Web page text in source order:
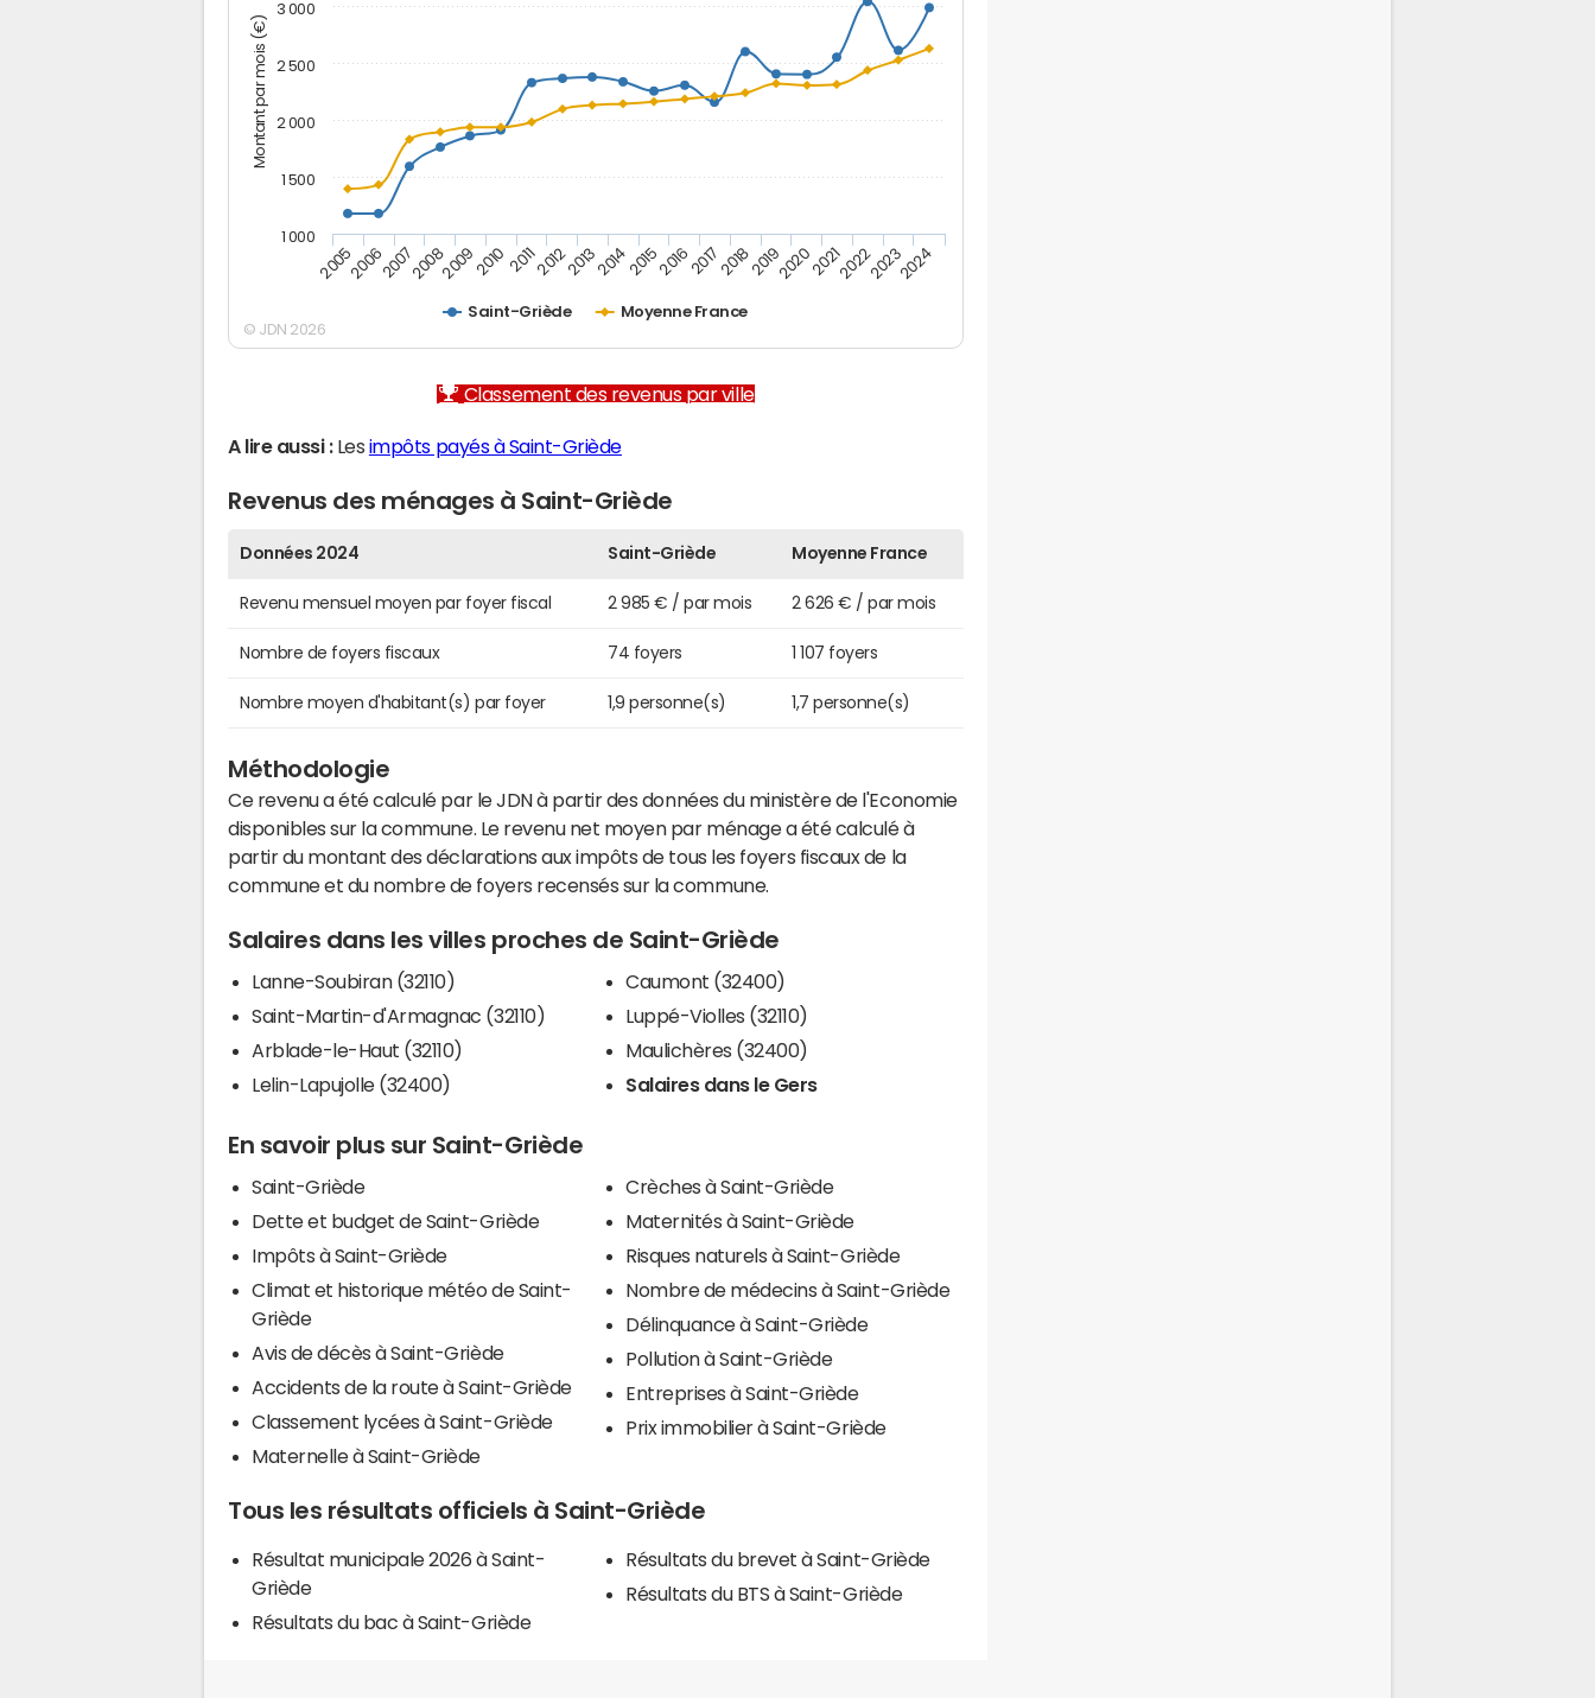
Montant par mois (€)
Saint-Griède Moyenne France
200520062007200820092010 20112012201320142015201620172018201920202021202220232024
1 000
1 500
2 000
2 500
3 000
© JDN 2026
Classement des revenus par ville
A lire aussi :Les impôts payés à Saint-Griède
Revenus des ménages à Saint-Griède
Données 2024 Saint-Griède Moyenne France
Revenu mensuel moyen par foyer fiscal 2 985 € / par mois 2 626 € / par mois
Nombre de foyers fiscaux 74 foyers 1 107 foyers
Nombre moyen d'habitant(s) par foyer 1,9 personne(s) 1,7 personne(s)
Méthodologie
Ce revenu a été calculé par le JDN à partir des données du ministère de l'Economie
disponibles sur la commune. Le revenu net moyen par ménage a été calculé à
partir du montant des déclarations aux impôts de tous les foyers fiscaux de la
commune et du nombre de foyers recensés sur la commune.
Salaires dans les villes proches de Saint-Griède
Lanne-Soubiran (32110)
Saint-Martin-d'Armagnac (32110)
Arblade-le-Haut (32110)
Lelin-Lapujolle (32400)
Caumont (32400)
Luppé-Violles (32110)
Maulichères (32400)
Salaires dans le Gers
En savoir plus sur Saint-Griède
Saint-Griède
Dette et budget de Saint-Griède
Impôts à Saint-Griède
Climat et historique météo de Saint-
Griède
Avis de décès à Saint-Griède
Accidents de la route à Saint-Griède
Classement lycées à Saint-Griède
Maternelle à Saint-Griède
Crèches à Saint-Griède
Maternités à Saint-Griède
Risques naturels à Saint-Griède
Nombre de médecins à Saint-Griède
Délinquance à Saint-Griède
Pollution à Saint-Griède
Entreprises à Saint-Griède
Prix immobilier à Saint-Griède
Tous les résultats officiels à Saint-Griède
Résultat municipale 2026 à Saint-
Griède
Résultats du bac à Saint-Griède
Résultats du brevet à Saint-Griède
Résultats du BTS à Saint-Griède